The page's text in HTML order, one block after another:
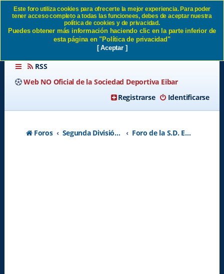
PLANTILLA SD EIBAR 2022 -
2023 - Página 12 SD Eibar
RSS
Web NO Oficial de la Sociedad Deportiva Eibar
Identificarse
Registrarse
Foros Segunda División A - Temporada 2026-2027 Foro de la S.D. Eibar
Este foro utiliza cookies para ofrecerte la mejor experiencia. Para poder
tener acceso completo a todas las funcionees, debes de aceptar nuestra
política de cookies y de privacidad.
Puedes obtener más información haciendo clic en la parte inferior de
esta página en "Política de privacidad"
[ Aceptar ]